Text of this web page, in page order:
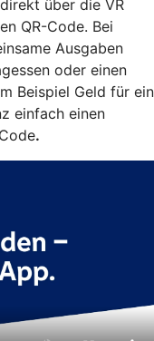
über die VR
QR-Code. Bei
Ausgaben
oder einen
Beispiel Geld für ein
einfach einen
.